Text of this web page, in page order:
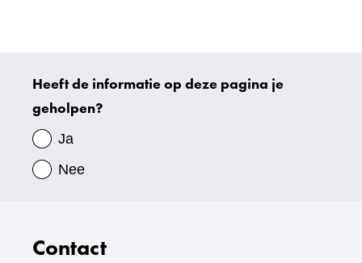
Uw
gegevens
Heeft de informatie op deze pagina je
geholpen?
Ja
Nee
Contact